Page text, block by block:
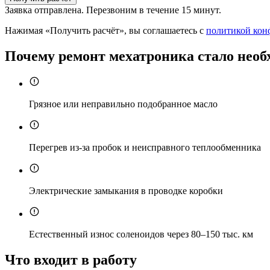
Заявка отправлена. Перезвоним в течение 15 минут.
Нажимая «Получить расчёт», вы соглашаетесь с политикой
Почему ремонт мехатроника стало
Грязное или неправильно подобранное масло
Перегрев из-за пробок и неисправного теплообменника
Электрические замыкания в проводке коробки
Естественный износ соленоидов через 80–150 тыс. км
Что входит в работу